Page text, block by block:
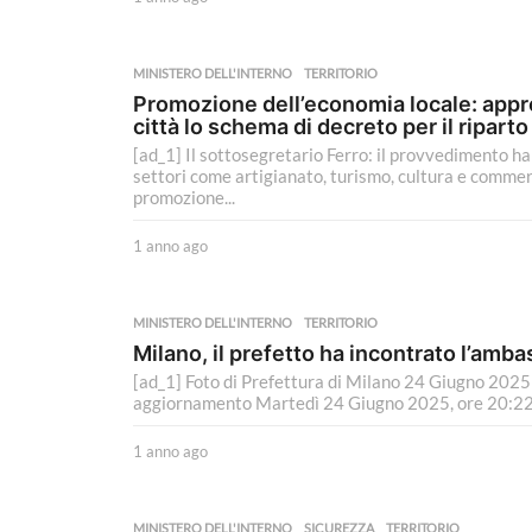
n
a
g
o
MINISTERO DELL'INTERNO TERRITORIO
Promozione dell’economia locale:
città lo schema di decreto per il
[ad_1] Il sottosegretario Ferro: il provvedimento
settori come artigianato, turismo, cultura e
promozione...
1 anno ago
n
a
g
o
MINISTERO DELL'INTERNO TERRITORIO
Milano, il prefetto ha incontrato
[ad_1] Foto di Prefettura di Milano 24 Giugno
aggiornamento Martedì 24 Giugno 2025, ore
1 anno ago
n
MINISTERO DELL'INTERNO SICUREZZA ,TERRITORIO